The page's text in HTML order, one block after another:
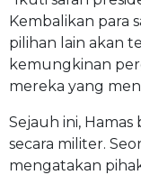
Kembalikan para
pilihan lain akan
kemungkinan
mereka yang
Sejauh ini,
secara militer.
mengatakan